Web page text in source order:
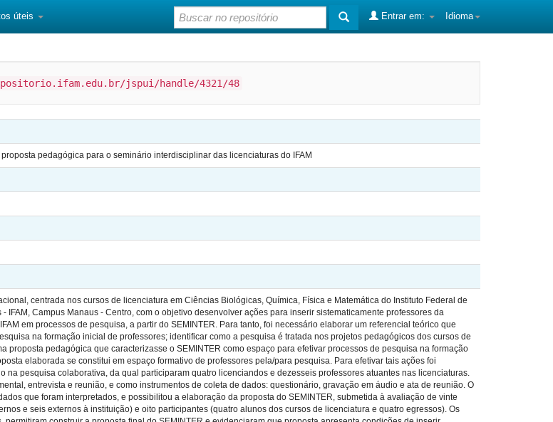
úteis Idioma
Entrar em:
jspui/handle/4321/48
pedagógica para o seminário interdisciplinar das licenciaturas do IFAM
centrada nos cursos de licenciatura em Ciências Biológicas, Química, Física e Matemática do Instituto Federal de
IFAM, Campus Manaus - Centro, com o objetivo desenvolver ações para inserir sistematicamente professores da
em processos de pesquisa, a partir do SEMINTER. Para tanto, foi necessário elaborar um referencial teórico que
na formação inicial de professores; identificar como a pesquisa é tratada nos projetos pedagógicos dos cursos de
proposta pedagógica que caracterizasse o SEMINTER como espaço para efetivar processos de pesquisa na formação
elaborada se constitui em espaço formativo de professores pela/para pesquisa. Para efetivar tais ações foi
na pesquisa colaborativa, da qual participaram quatro licenciandos e dezesseis professores atuantes nas licenciaturas.
entrevista e reunião, e como instrumentos de coleta de dados: questionário, gravação em áudio e ata de reunião. O
que foram interpretados, e possibilitou a elaboração da proposta do SEMINTER, submetida à avaliação de vinte
e seis externos à instituição) e oito participantes (quatro alunos dos cursos de licenciatura e quatro egressos). Os